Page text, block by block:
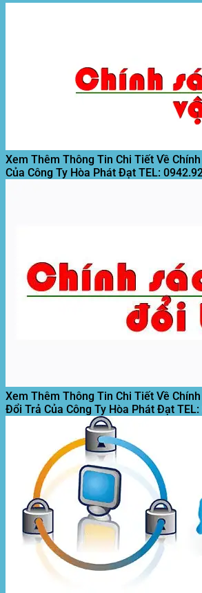
Xem Thêm Thông Tin Chi Tiết Về
Của Công Ty Hòa Phát Đạt TEL:
Xem Thêm Thông Tin Chi Tiết Về
Đổi Trả Của Công Ty Hòa Phát Đạt